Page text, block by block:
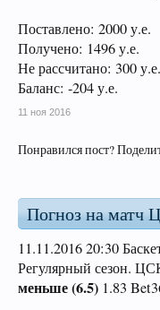
Поставлено: 2000 у.е.
Получено: 1496 у.е.
Не рассчитано: 300 у.е.
Баланс: -204 у.е.
11 ноя 2016
Понравился пост?
Погноз на матч
11.11.2016 20:30
Регулярный сезон.
меньше (6.5) 1.83